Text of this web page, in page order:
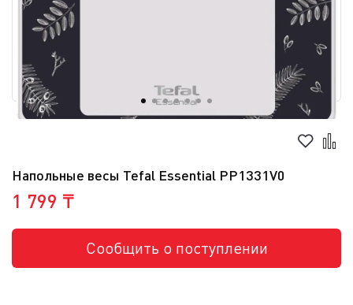
Напольные весы Tefal Essential PP1331V0
1 799 ₸
Сообщить о поступлении